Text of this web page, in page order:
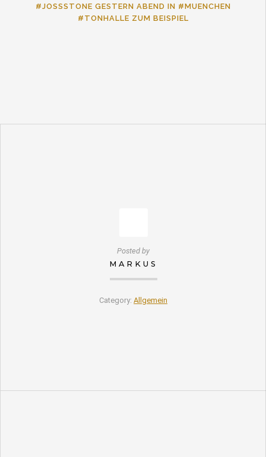
#JOSSSTONE GESTERN ABEND IN #MUENCHEN
#TONHALLE ZUM BEISPIEL
Posted by
MARKUS
Category: Allgemein